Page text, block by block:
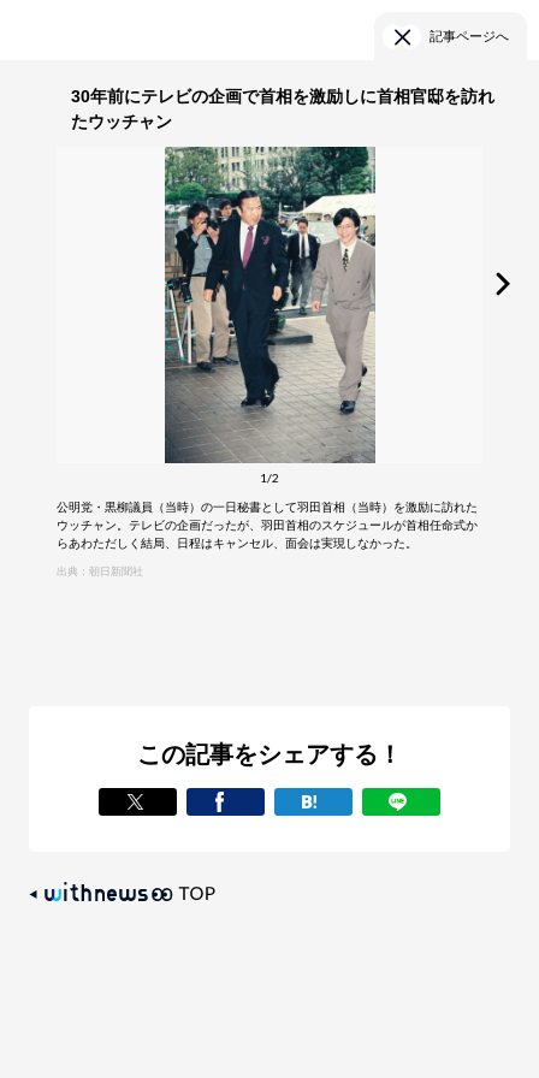
記事ページへ
30年前にテレビの企画で首相を激励しに首相官邸を訪れ
たウッチャン
1/2
公明党・黒柳議員（当時）の一日秘書として羽田首相（当時）を激励に訪れた
ウッチャン。テレビの企画だったが、羽田首相のスケジュールが首相任命式か
らあわただしく結局、日程はキャンセル、面会は実現しなかった。
出典：朝日新聞社
この記事をシェアする！